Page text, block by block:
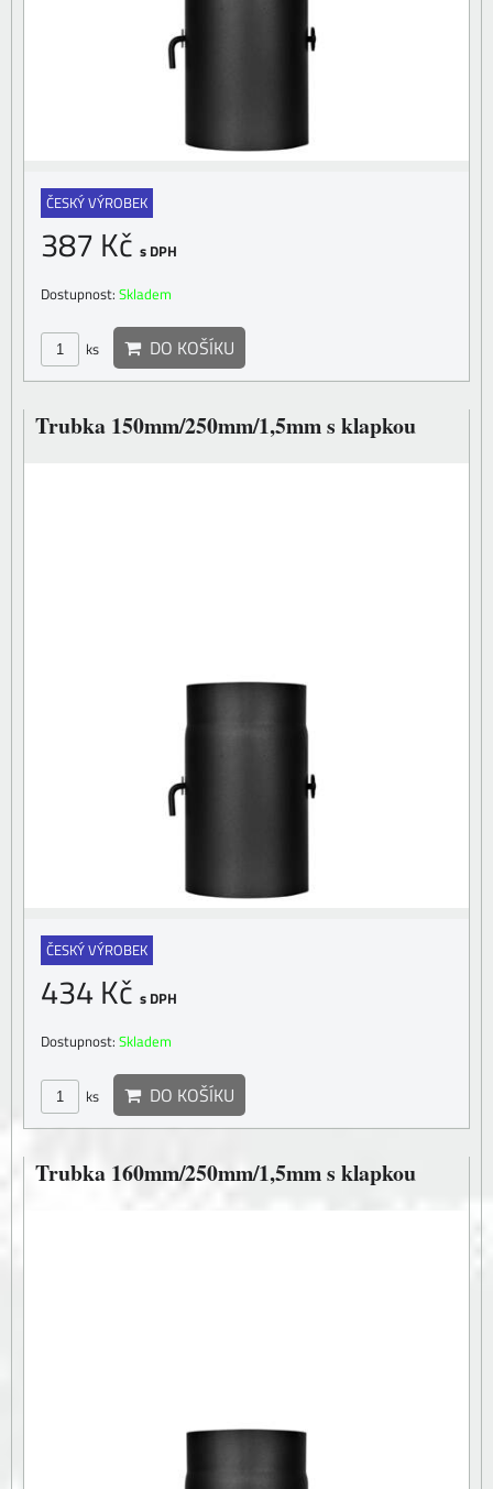
ČESKÝ VÝROBEK
387 Kč s DPH
Dostupnost: Skladem
ks DO KOŠÍKU
Trubka 150mm/250mm/1,5mm s klapkou
ČESKÝ VÝROBEK
434 Kč s DPH
Dostupnost: Skladem
ks DO KOŠÍKU
Trubka 160mm/250mm/1,5mm s klapkou